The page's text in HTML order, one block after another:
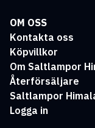
OM OSS
Kontakta oss
Köpvillkor
Om Saltlampor
Återförsäljare
Saltlampor
Logga in